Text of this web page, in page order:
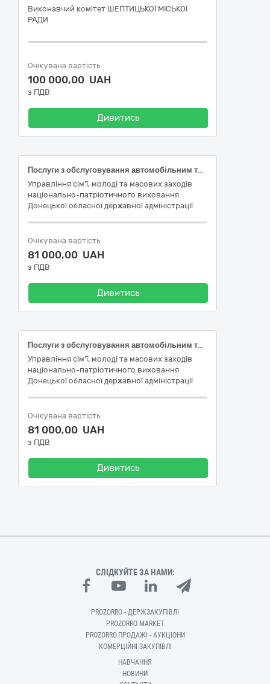
Виконавчий комітет ШЕПТИЦЬКОЇ МІСЬКОЇ
РАДИ
Очікувана вартість
100 000,00 UAH
з ПДВ
Дивитись
Послуги з обслуговування автомобільним транспортом, а саме організація перевезень учасників вишколу «Незламний воїн»
Управління сім'ї, молоді та масових заходів
національно-патріотичного виховання
Донецької обласної державної адміністрації
Очікувана вартість
81 000,00 UAH
з ПДВ
Дивитись
Послуги з обслуговування автомобільним транспортом, а саме організація перевезень учасників вишколу «Незламний воїн»
Управління сім'ї, молоді та масових заходів
національно-патріотичного виховання
Донецької обласної державної адміністрації
Очікувана вартість
81 000,00 UAH
з ПДВ
Дивитись
СЛІДКУЙТЕ ЗА НАМИ:
PROZORRO - ДЕРЖЗАКУПІВЛІ
PROZORRO MARKET
PROZORRO.ПРОДАЖІ - АУКЦІОНИ
КОМЕРЦІЙНІ ЗАКУПІВЛІ
НАВЧАННЯ
НОВИНИ